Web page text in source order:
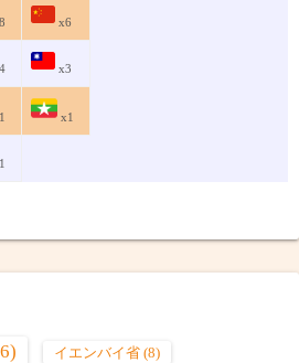
x6
x3
x1
イエンバイ省 (8)